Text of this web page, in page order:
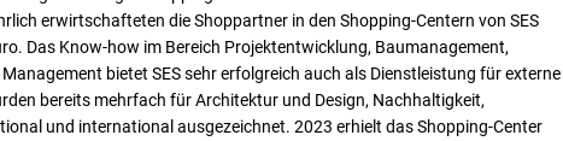
erwirtschafteten die Shoppartner in den Shopping-Centern von SES
Das Know-how im Bereich Projektentwicklung, Baumanagement,
bietet SES sehr erfolgreich auch als Dienstleistung für externe
bereits mehrfach für Architektur und Design, Nachhaltigkeit,
und international ausgezeichnet. 2023 erhielt das Shopping-Center